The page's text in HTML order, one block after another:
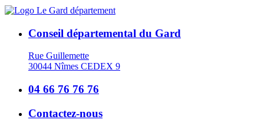
Conseil départemental du Gard
Rue Guillemette
30044 Nîmes CEDEX 9
04 66 76 76 76
Contactez-nous